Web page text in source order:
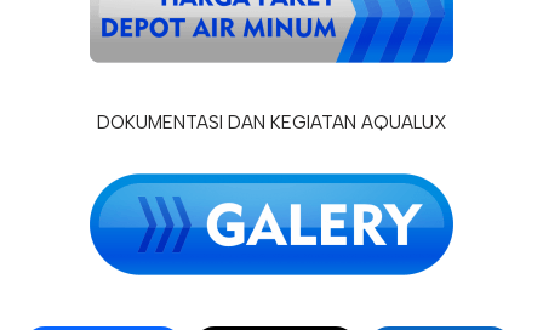
DOKUMENTASI DAN KEGIATAN AQUALUX